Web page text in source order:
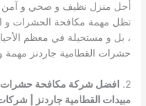
أجل منزل نظيف و صحي و آمن
تظل مهمة مكافحة الحشرات و
، بل و مستحيلة في معظم
حشرات القطامية جاردنز مهمة
2. افضل شركة مكافحة حشرات
مبيدات القطامية جاردنز |